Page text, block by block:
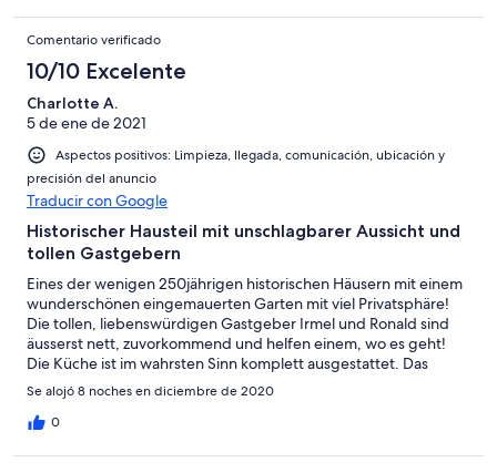
ihrem Ehegatten von Erika und Peter aus Brandenburg
Comentario verificado
10/10 Excelente
Charlotte A.
5 de ene de 2021
Aspectos positivos: Limpieza, llegada, comunicación, ubicación y
precisión del anuncio
Traducir con Google
Historischer Hausteil mit unschlagbarer Aussicht und
tollen Gastgebern
Eines der wenigen 250jährigen historischen Häusern mit einem
wunderschönen eingemauerten Garten mit viel Privatsphäre!
Die tollen, liebenswürdigen Gastgeber Irmel und Ronald sind
äusserst nett, zuvorkommend und helfen einem, wo es geht!
Die Küche ist im wahrsten Sinn komplett ausgestattet. Das
Wohn-/Schlafzimmer im 1. Stock ist ein heller, grosser Raum.
Hier bräuchte es eigentlich kein TV, denn die Aussicht auf den
Teide und die Küste ist unbeschreiblich schön. Hinter dem Haus
Se alojó 8 noches en diciembre de 2020
0